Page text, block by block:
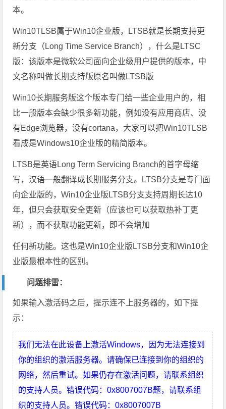
本。
Win10TLSB属于Win10企业版，LTSB就是长期支持更
新分支（Long Time Service Branch），什么是LTSC
版：该版本是微软公司面向企业级用户提供的版本，中
文名称叫做长期支持版原名叫做LTSB版
Win10长期服务版这个版本专门给一些企业用户的，相
比一般版本会缺少很多新功能，例如没有应用商店、没
有Edge浏览器，没有cortana，大家可以把Win10TLSB
看成是Windows10企业版的精简版本。
LTSB是英语Long Term Servicing Branch的首字母缩
写，汉语一般翻译成长期服务分支。LTSB分支是专门面
向企业版的，Win10企业版LTSB分支支持周期长达10
年，但只会获取安全更新（应该也可以获取热补丁更
新），而不获取功能更新，即不会增加
任何新功能。这也是Win10企业版LTSB分支和Win10企
业版最根本性的区别。
问题排雷：
如果输入激活码之后，提示连不上服务器的，如下提
示：
我们无法在此设备上激活Windows，因为无法连接到
你的组织的激活服务器。请确保已连接到你的组织的
网络，然后重试。如果仍存在激活问题，请联系组织
的支持人员。错误代码：0x8007007B题，请联系组
织的支持人员。错误代码：0x8007007B